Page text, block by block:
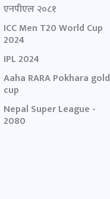
एनपीएल २०८१
ICC Men T20 World Cup
2024
IPL 2024
Aaha RARA Pokhara gold
cup
Nepal Super League -
2080